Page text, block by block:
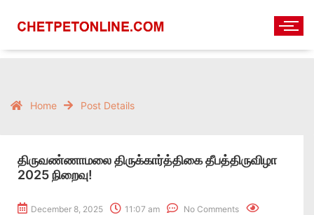
Home Post Details
திருவண்ணாமலை திருக்கார்த்திகை தீபத்திருவிழா
2025 நிறைவு!
December 8, 2025 11:07 am No Comments